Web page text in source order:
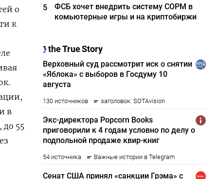
о
к
в
55
5
ФСБ хочет внедрить систему СОРМ в
комьютерные игры и на криптобиржи